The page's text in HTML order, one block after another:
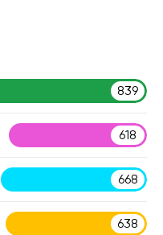
839
618
668
638